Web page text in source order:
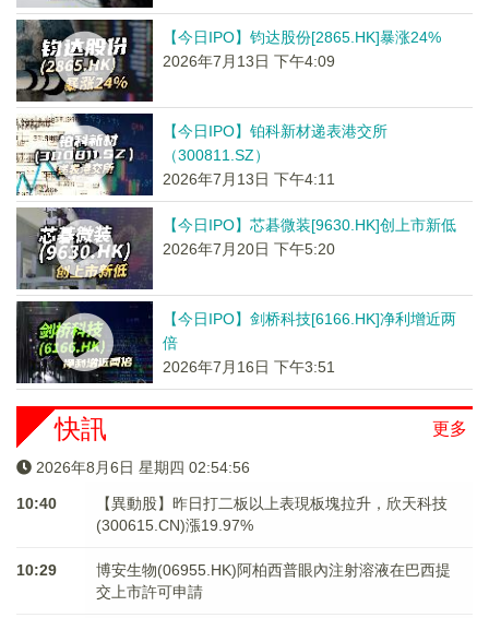
【今日IPO】钧达股份[2865.HK]暴涨24%
2026年7月13日 下午4:09
【今日IPO】铂科新材递表港交所
（300811.SZ）
2026年7月13日 下午4:11
【今日IPO】芯碁微装[9630.HK]创上市新低
2026年7月20日 下午5:20
【今日IPO】剑桥科技[6166.HK]净利增近两
倍
2026年7月16日 下午3:51
更多
快訊
2026年8月6日 星期四 02:54:57
10:40
【異動股】昨日打二板以上表現板塊拉升，欣天科技
(300615.CN)漲19.97%
10:29
博安生物(06955.HK)阿柏西普眼內注射溶液在巴西提
交上市許可申請